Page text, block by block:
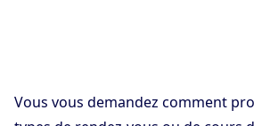
Vous vous demandez comment